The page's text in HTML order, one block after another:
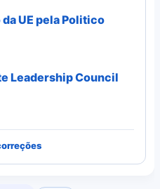
UE pela Politico
Leadership Council